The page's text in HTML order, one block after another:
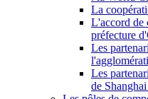
La
L'accord de
préfecture
Les
Les
de